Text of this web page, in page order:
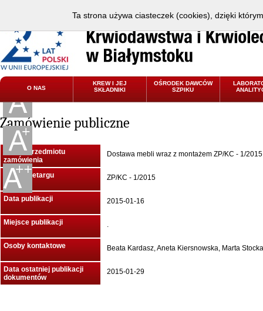
O NAS
KREW I JEJ
SKŁADNIKI
OŚRODEK DAWCÓW
SZPIKU
Zamówienie publiczne
Nazwa przedmiotu
zamówienia
Dostawa mebli wraz z montażem ZP/KC - 1/2015
Znak przetargu ZP/KC - 1/2015
Data publikacji 2015-01-16
Miejsce publikacji .
Osoby kontaktowe Beata Kardasz, Aneta Kiersnowska, Marta Stocka
Data ostatniej publikacji
dokumentów
2015-01-29
Ta strona używa ciasteczek (cookies), dzięki